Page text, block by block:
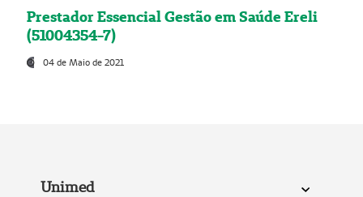
Prestador Essencial Gestão em Saúde Ereli
(51004354-7)
04 de Maio de 2021
Unimed